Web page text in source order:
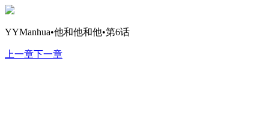
YYManhua•他和他和他•第6话
上一章下一章